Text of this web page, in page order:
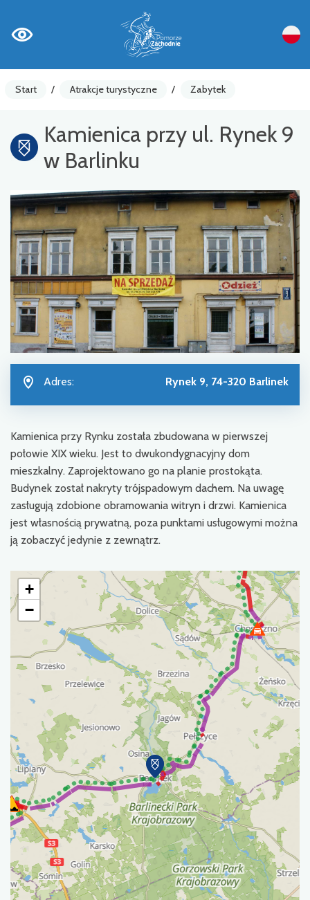
Start / Atrakcje turystyczne / Zabytek
Kamienica przy ul. Rynek 9
w Barlinku
Adres: Rynek 9, 74-320 Barlinek
Kamienica przy Rynku została zbudowana w pierwszej
połowie XIX wieku. Jest to dwukondygnacyjny dom
mieszkalny. Zaprojektowano go na planie prostokąta.
Budynek został nakryty trójspadowym dachem. Na uwagę
zasługują zdobione obramowania witryn i drzwi. Kamienica
jest własnością prywatną, poza punktami usługowymi można
ją zobaczyć jedynie z zewnątrz.
+
−